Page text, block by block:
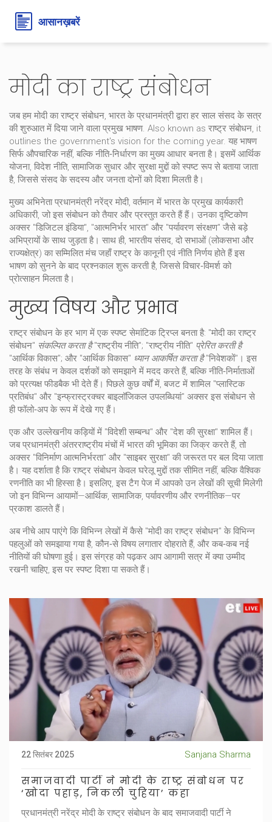
मोदी का राष्ट्र संबोधन
जब हम मोदी का राष्ट्र संबोधन, भारत के प्रधानमंत्री द्वारा हर साल संसद के सत्र
की शुरुआत में दिया जाने वाला प्रमुख भाषण. Also known as राष्ट्र संबोधन, it
outlines the government's vision for the coming year. यह भाषण
सिर्फ औपचारिक नहीं, बल्कि नीति‑निर्धारण का मुख्य आधार बनता है। इसमें आर्थिक
योजना, विदेश नीति, सामाजिक सुधार और सुरक्षा मुद्दों को स्पष्ट रूप से बताया जाता
है, जिससे संसद के सदस्य और जनता दोनों को दिशा मिलती है।
मुख्य अभिनेताप्रधानमंत्री नरेंद्र मोदी, वर्तमान में भारत के प्रमुख कार्यकारी
अधिकारी, जो इस संबोधन को तैयार और प्रस्तुत करते हैंहैं। उनका दृष्टिकोण
अक्सर "डिजिटल इंडिया", "आत्मनिर्भर भारत" और "पर्यावरण संरक्षण" जैसे बड़े
अभिप्रायों के साथ जुड़ता है। साथ ही, भारतीय संसद, दो सभाओं (लोकसभा और
राज्यक्षेत्र) का सम्मिलित मंच जहाँ राष्ट्र के कानूनी एवं नीति निर्णय होते हैंइस
भाषण को सुनने के बाद प्रश्नकाल शुरू करती है, जिससे विचार‑विमर्श को
प्रोत्साहन मिलता है।
मुख्य विषय और प्रभाव
राष्ट्र संबोधन के हर भाग में एक स्पष्ट सेमांटिक ट्रिप्ल बनता है: "मोदी का राष्ट्र
संबोधन" संकल्पित करता है"राष्ट्रीय नीति"; "राष्ट्रीय नीति" प्रेरित करती है
"आर्थिक विकास"; और "आर्थिक विकास" ध्यान आकर्षित करता है"निवेशकों"। इस
तरह के संबंध न केवल दर्शकों को समझाने में मदद करते हैं, बल्कि नीति‑निर्माताओं
को प्रत्यक्ष फीडबैक भी देते हैं। पिछले कुछ वर्षों में, बजट में शामिल "प्लास्टिक
प्रतिबंध" और "इन्फ्रास्ट्रक्चर बाइलॉजिकल उपलब्धियां" अक्सर इस संबोधन से
ही फॉलो‑अप के रूप में देखे गए हैं।
एक और उल्लेखनीय कड़ियों में "विदेशी सम्बन्ध" और "देश की सुरक्षा" शामिल हैं।
जब प्रधानमंत्री अंतरराष्ट्रीय मंचों में भारत की भूमिका का जिक्र करते हैं, तो
अक्सर "विनिर्माण आत्मनिर्भरता" और "साइबर सुरक्षा" की जरूरत पर बल दिया जाता
है। यह दर्शाता है कि राष्ट्र संबोधन केवल घरेलू मुद्दों तक सीमित नहीं, बल्कि वैश्विक
रणनीति का भी हिस्सा है। इसलिए, इस टैग पेज में आपको उन लेखों की सूची मिलेगी
जो इन विभिन्न आयामों—आर्थिक, सामाजिक, पर्यावरणीय और रणनीतिक—पर
प्रकाश डालते हैं।
अब नीचे आप पाएंगे कि विभिन्न लेखों में कैसे "मोदी का राष्ट्र संबोधन" के विभिन्न
पहलुओं को समझाया गया है, कौन‑से विषय लगातार दोहराते हैं, और कब‑कब नई
नीतियों की घोषणा हुई। इस संग्रह को पढ़कर आप आगामी सत्र में क्या उम्मीद
रखनी चाहिए, इस पर स्पष्ट दिशा पा सकते हैं।
22 सितंबर 2025 Sanjana Sharma
समाजवादी पार्टी ने मोदी के राष्ट्र संबोधन पर
‘खोदा पहाड़, निकली चुहिया’ कहा
प्रधानमंत्री नरेंद्र मोदी के राष्ट्र संबोधन के बाद समाजवादी पार्टी ने